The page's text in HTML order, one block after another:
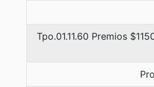
Tpo.01.11.60 Premios